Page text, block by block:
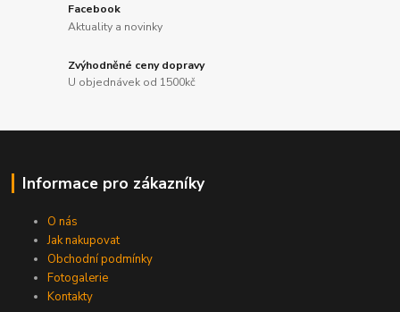
Facebook
Aktuality a novinky
Zvýhodněné ceny dopravy
U objednávek od 1500kč
Informace pro zákazníky
O nás
Jak nakupovat
Obchodní podmínky
Fotogalerie
Kontakty